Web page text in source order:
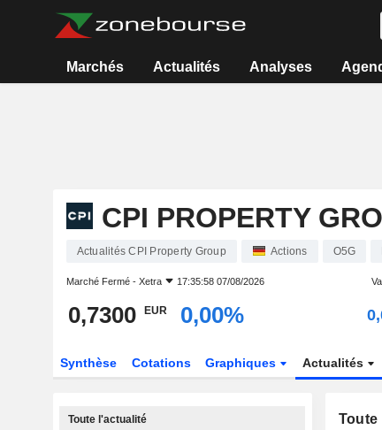
Marchés Actualités Analyses
CPI PROPERTY
Actualités CPI Property Group Actions O5G
Marché Fermé - Xetra 17:35:58 07/08/2026
0,7300 EUR 0,00%
Synthèse Cotations Graphiques Actualités
Toute
Toute l'actualité